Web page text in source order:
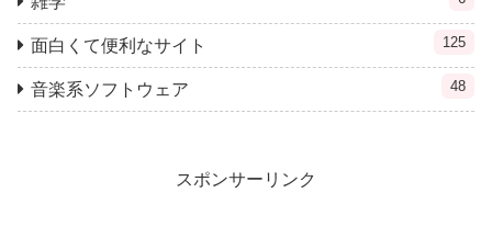
面白くて便利なサイト 125
音楽系ソフトウェア 48
スポンサーリンク